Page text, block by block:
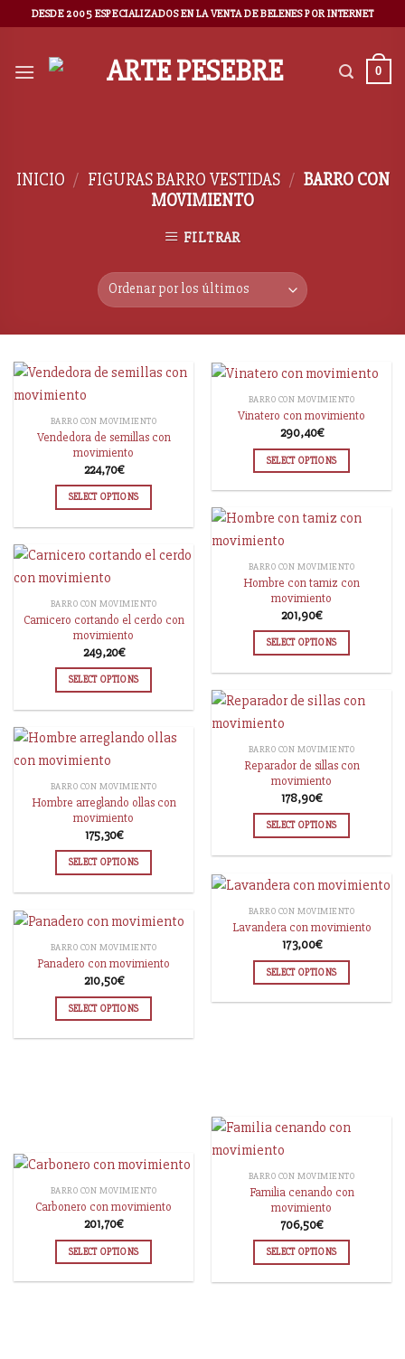
DESDE 2005 ESPECIALIZADOS EN LA VENTA DE BELENES POR INTERNET
0
INICIO / FIGURAS BARRO VESTIDAS / BARRO CON
MOVIMIENTO
FILTRAR
BARRO CON MOVIMIENTO
Vendedora de semillas con
movimiento
224,70€
SELECT OPTIONS
BARRO CON MOVIMIENTO
Vinatero con movimiento
290,40€
SELECT OPTIONS
BARRO CON MOVIMIENTO
Hombre con tamiz con
movimiento
201,90€
SELECT OPTIONS
BARRO CON MOVIMIENTO
Carnicero cortando el cerdo con
movimiento
249,20€
SELECT OPTIONS
BARRO CON MOVIMIENTO
Reparador de sillas con
movimiento
178,90€
SELECT OPTIONS
BARRO CON MOVIMIENTO
Hombre arreglando ollas con
movimiento
175,30€
SELECT OPTIONS
BARRO CON MOVIMIENTO
Lavandera con movimiento
173,00€
SELECT OPTIONS
BARRO CON MOVIMIENTO
Panadero con movimiento
210,50€
SELECT OPTIONS
BARRO CON MOVIMIENTO
Familia cenando con
movimiento
706,50€
SELECT OPTIONS
BARRO CON MOVIMIENTO
Carbonero con movimiento
201,70€
SELECT OPTIONS